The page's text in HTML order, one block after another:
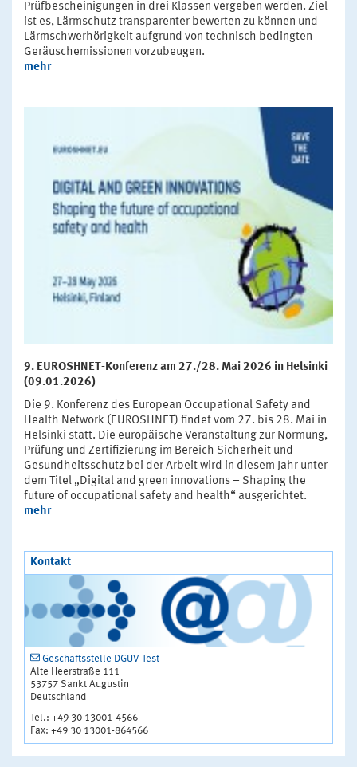
Prüfbescheinigungen in drei Klassen vergeben werden. Ziel
ist es, Lärmschutz transparenter bewerten zu können und
Lärmschwerhörigkeit aufgrund von technisch bedingten
Geräuschemissionen vorzubeugen.
mehr
9. EUROSHNET-Konferenz am 27./28. Mai 2026 in Helsinki
(09.01.2026)
Die 9. Konferenz des European Occupational Safety and
Health Network (EUROSHNET) findet vom 27. bis 28. Mai in
Helsinki statt. Die europäische Veranstaltung zur Normung,
Prüfung und Zertifizierung im Bereich Sicherheit und
Gesundheitsschutz bei der Arbeit wird in diesem Jahr unter
dem Titel „Digital and green innovations – Shaping the
future of occupational safety and health“ ausgerichtet.
mehr
Kontakt
Geschäftsstelle DGUV Test
Alte Heerstraße 111
53757 Sankt Augustin
Deutschland
Tel.: +49 30 13001-4566
Fax: +49 30 13001-864566